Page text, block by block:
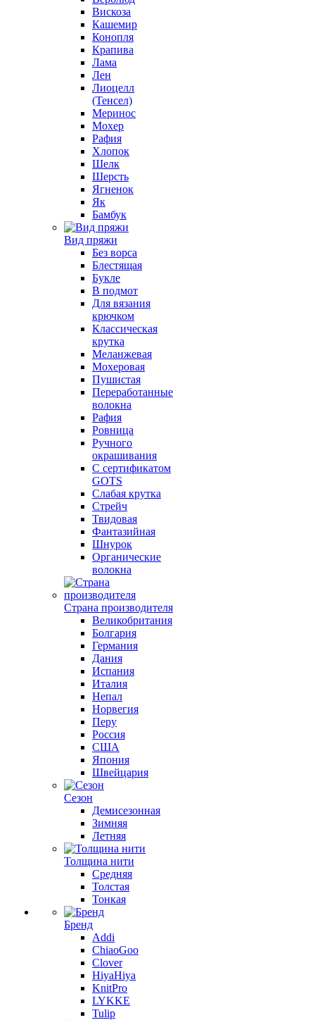
Вискоза
Кашемир
Конопля
Крапива
Лама
Лен
Лиоцелл
(Тенсел)
Меринос
Мохер
Рафия
Хлопок
Шелк
Шерсть
Ягненок
Як
Бамбук
Вид пряжи
Без ворса
Блестящая
Букле
В подмот
Для вязания
крючком
Классическая
крутка
Меланжевая
Мохеровая
Пушистая
Переработанные
волокна
Рафия
Ровница
Ручного
окрашивания
С сертификатом
GOTS
Слабая крутка
Стрейч
Твидовая
Фантазийная
Шнурок
Органические
волокна
Страна производителя
Великобритания
Болгария
Германия
Дания
Испания
Италия
Непал
Норвегия
Перу
Россия
США
Япония
Швейцария
Сезон
Демисезонная
Зимняя
Летняя
Толщина нити
Средняя
Толстая
Тонкая
Бренд
Addi
ChiaoGoo
Clover
HiyaHiya
KnitPro
LYKKE
Tulip